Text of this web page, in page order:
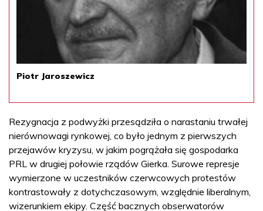
Piotr Jaroszewicz
Rezygnacja z podwyżki przesądziła o narastaniu trwałej
nierównowagi rynkowej, co było jednym z pierwszych
przejawów kryzysu, w jakim pogrążała się gospodarka
PRL w drugiej połowie rządów Gierka. Surowe represje
wymierzone w uczestników czerwcowych protestów
kontrastowały z dotychczasowym, względnie liberalnym,
wizerunkiem ekipy. Część bacznych obserwatorów